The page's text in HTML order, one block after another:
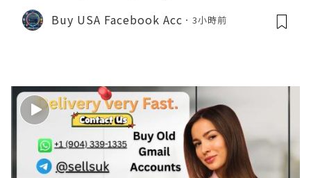
Buy USA Facebook Acc 3小時前